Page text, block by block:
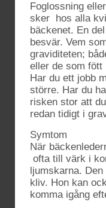
Foglossning
sker hos alla
bäckenet. En
besvär. Vem
graviditeten;
eller de som fött
Har du ett jobb
större. Har du
risken stor att
redan tidigt i
Symtom
När
ofta till värk i
ljumskarna.
kliv. Hon kan
komma igång